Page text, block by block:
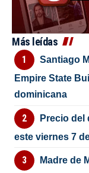
Más leídas
Santiago
Empire State
dominicana
Precio del
este viernes 7
Madre de